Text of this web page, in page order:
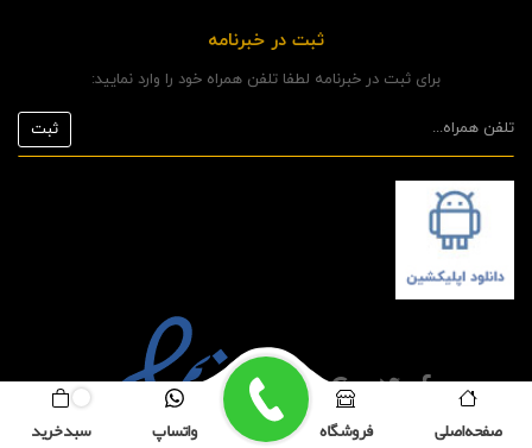
ثبت در خبرنامه
برای ثبت در خبرنامه لطفا تلفن همراه خود را وارد نمایید:
صفحه اصلی فروشگاه واتساپ سبد خرید